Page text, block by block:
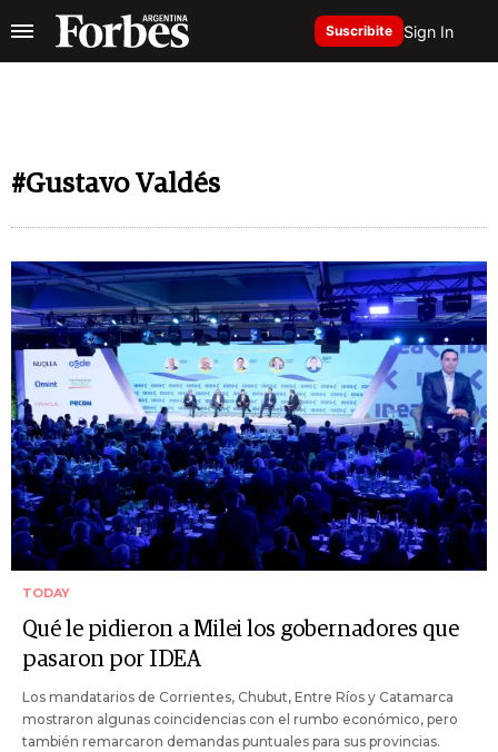
Suscribite Sign In
#Gustavo Valdés
TODAY
Qué le pidieron a Milei los gobernadores que
pasaron por IDEA
Los mandatarios de Corrientes, Chubut, Entre Ríos y Catamarca
mostraron algunas coincidencias con el rumbo económico, pero
también remarcaron demandas puntuales para sus provincias.